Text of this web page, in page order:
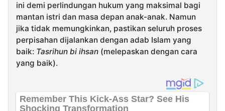
ini demi perlindungan hukum yang maksimal bagi
mantan istri dan masa depan anak-anak. Namun
jika tidak memungkinkan, pastikan seluruh proses
perpisahan dijalankan dengan adab Islam yang
baik: Tasrihun bi ihsan (melepaskan dengan cara
yang baik).